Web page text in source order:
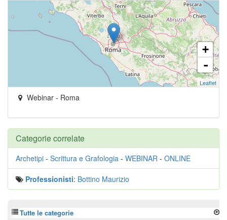
+
-
Leaflet
Webinar - Roma
Categorie correlate
Archetipi - Scrittura e Grafologia - WEBINAR - ONLINE
Professionisti: Bottino Maurizio
Tutte le categorie